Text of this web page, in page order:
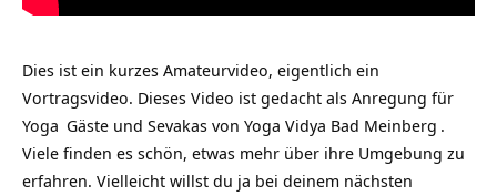
Dies ist ein kurzes Amateurvideo, eigentlich ein
Vortragsvideo. Dieses Video ist gedacht als Anregung für
Yoga Gäste und Sevakas von Yoga Vidya Bad Meinberg .
Viele finden es schön, etwas mehr über ihre Umgebung zu
erfahren. Vielleicht willst du ja bei deinem nächsten